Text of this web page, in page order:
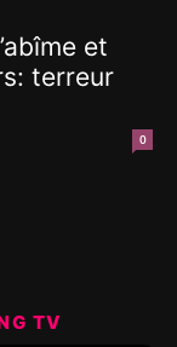
et
terreur
0
TV